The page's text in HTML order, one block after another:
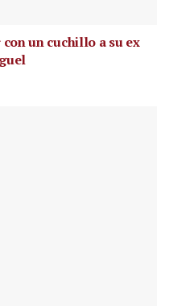
un cuchillo a su ex